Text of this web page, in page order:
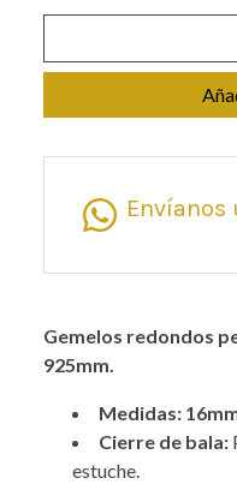
Envíanos
Gemelos redondos
925mm.
Medidas:
Cierre de bala:
estuche.